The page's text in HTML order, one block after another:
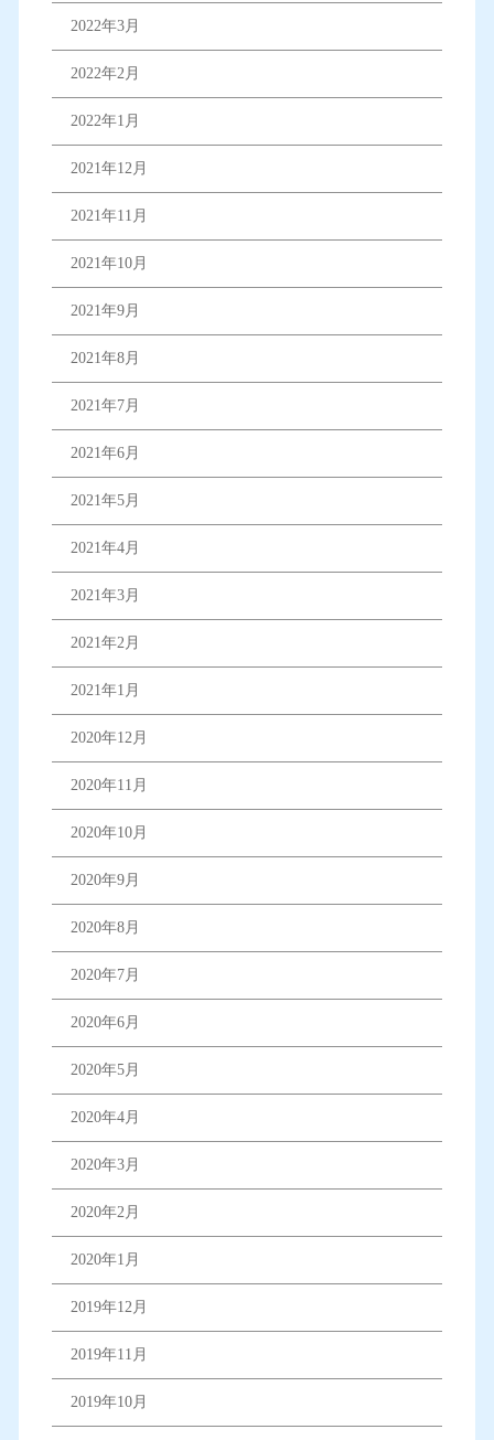
2022年3月
2022年2月
2022年1月
2021年12月
2021年11月
2021年10月
2021年9月
2021年8月
2021年7月
2021年6月
2021年5月
2021年4月
2021年3月
2021年2月
2021年1月
2020年12月
2020年11月
2020年10月
2020年9月
2020年8月
2020年7月
2020年6月
2020年5月
2020年4月
2020年3月
2020年2月
2020年1月
2019年12月
2019年11月
2019年10月